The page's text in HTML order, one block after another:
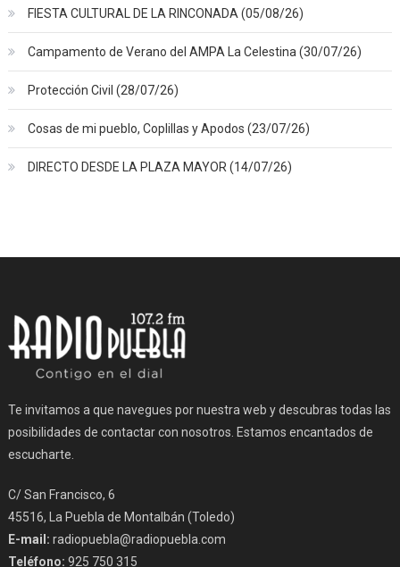
FIESTA CULTURAL DE LA RINCONADA (05/08/26)
Campamento de Verano del AMPA La Celestina (30/07/26)
Protección Civil (28/07/26)
Cosas de mi pueblo, Coplillas y Apodos (23/07/26)
DIRECTO DESDE LA PLAZA MAYOR (14/07/26)
Te invitamos a que navegues por nuestra web y descubras todas las
posibilidades de contactar con nosotros. Estamos encantados de
escucharte.
C/ San Francisco, 6
45516, La Puebla de Montalbán (Toledo)
E-mail: radiopuebla@radiopuebla.com
Teléfono: 925 750 315